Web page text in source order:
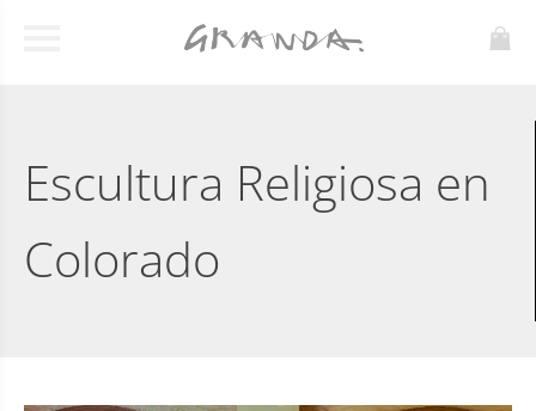
Escultura Religiosa en
Colorado